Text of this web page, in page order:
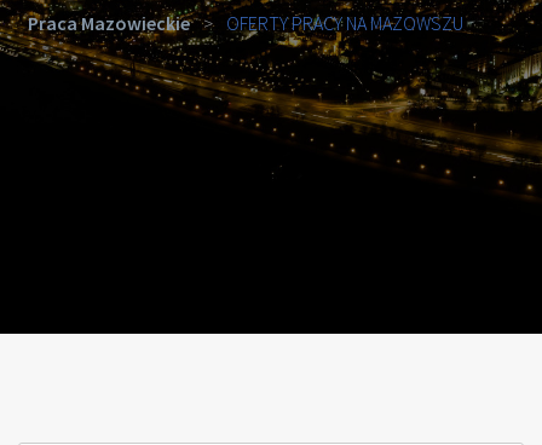
Praca Mazowieckie > OFERTY PRACY NA MAZOWSZU